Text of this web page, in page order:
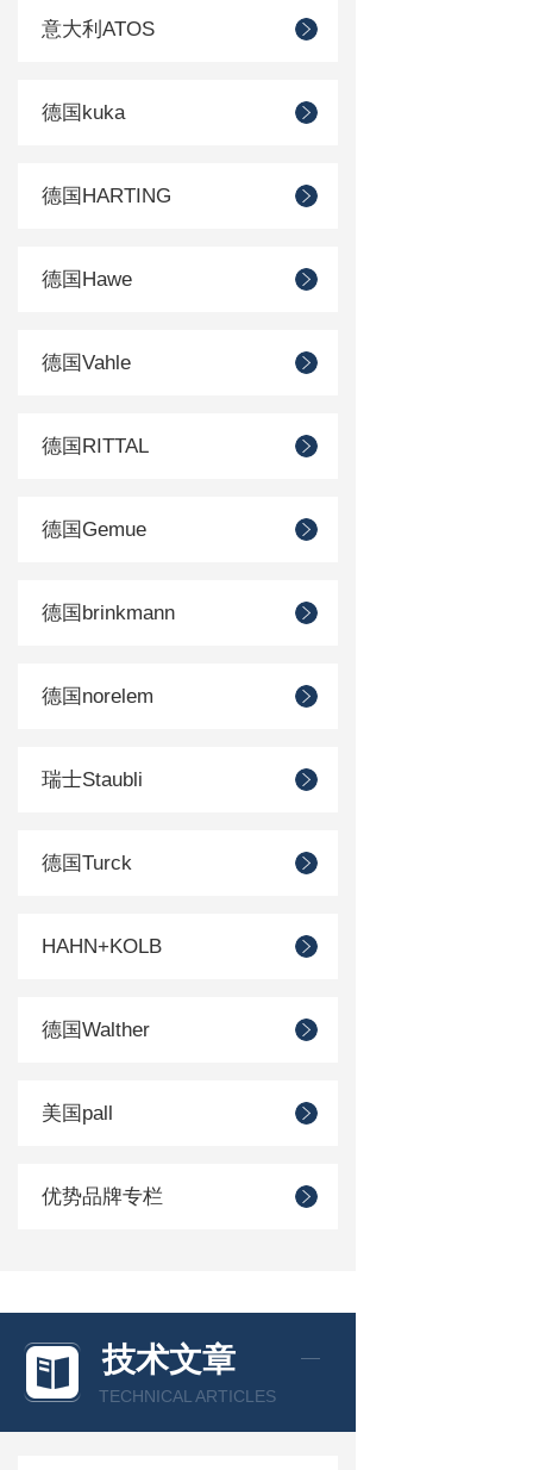
意大利ATOS
德国kuka
德国HARTING
德国Hawe
德国Vahle
德国RITTAL
德国Gemue
德国brinkmann
德国norelem
瑞士Staubli
德国Turck
HAHN+KOLB
德国Walther
美国pall
优势品牌专栏
技术文章
TECHNICAL ARTICLES